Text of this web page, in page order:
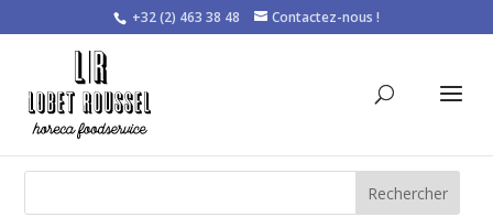
+32 (2) 463 38 48 Contactez-nous !
Rechercher